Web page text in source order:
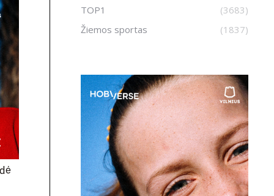
TOP1
(3683)
Žiemos sportas
(1837)